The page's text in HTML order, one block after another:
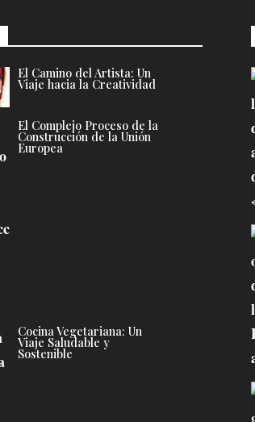
El Camino del Artista: Un
Viaje hacia la Creatividad
El Complejo Proceso de la
Construcción de la Unión
Europea
Cocina Vegetariana: Un
Viaje Saludable y
Sostenible